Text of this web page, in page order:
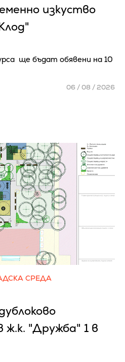
изкуство
ще бъдат обявени на 10
06 / 08 / 2026
СРЕДА
"Дружба" 1 в